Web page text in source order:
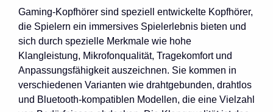
Gaming-Kopfhörer sind speziell entwickelte Kopfhörer,
die Spielern ein immersives Spielerlebnis bieten und
sich durch spezielle Merkmale wie hohe
Klangleistung, Mikrofonqualität, Tragekomfort und
Anpassungsfähigkeit auszeichnen. Sie kommen in
verschiedenen Varianten wie drahtgebunden, drahtlos
und Bluetooth-kompatiblen Modellen, die eine Vielzahl